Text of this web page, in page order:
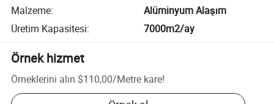
Malzeme:
Alüminyum Alaşım
Üretim Kapasitesi: 7000m2/ay
Örnek hizmet
Örneklerini alın $110,00/Metre kare!